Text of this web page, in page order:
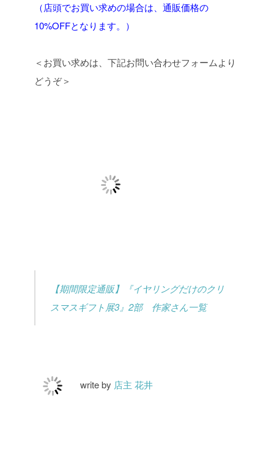
（店頭でお買い求めの場合は、通販価格の
10%OFFとなります。）
＜お買い求めは、下記お問い合わせフォームより
どうぞ＞
【期間限定通販】『イヤリングだけのクリ
スマスギフト展3』2部 作家さん一覧
write by 店主 花井